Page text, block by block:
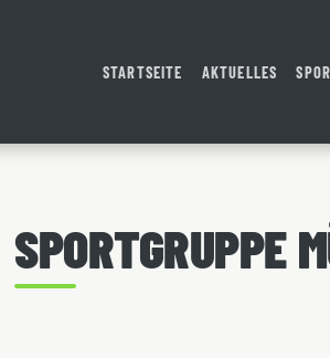
STARTSEITE AKTUELLES
SPORTGRUPPE